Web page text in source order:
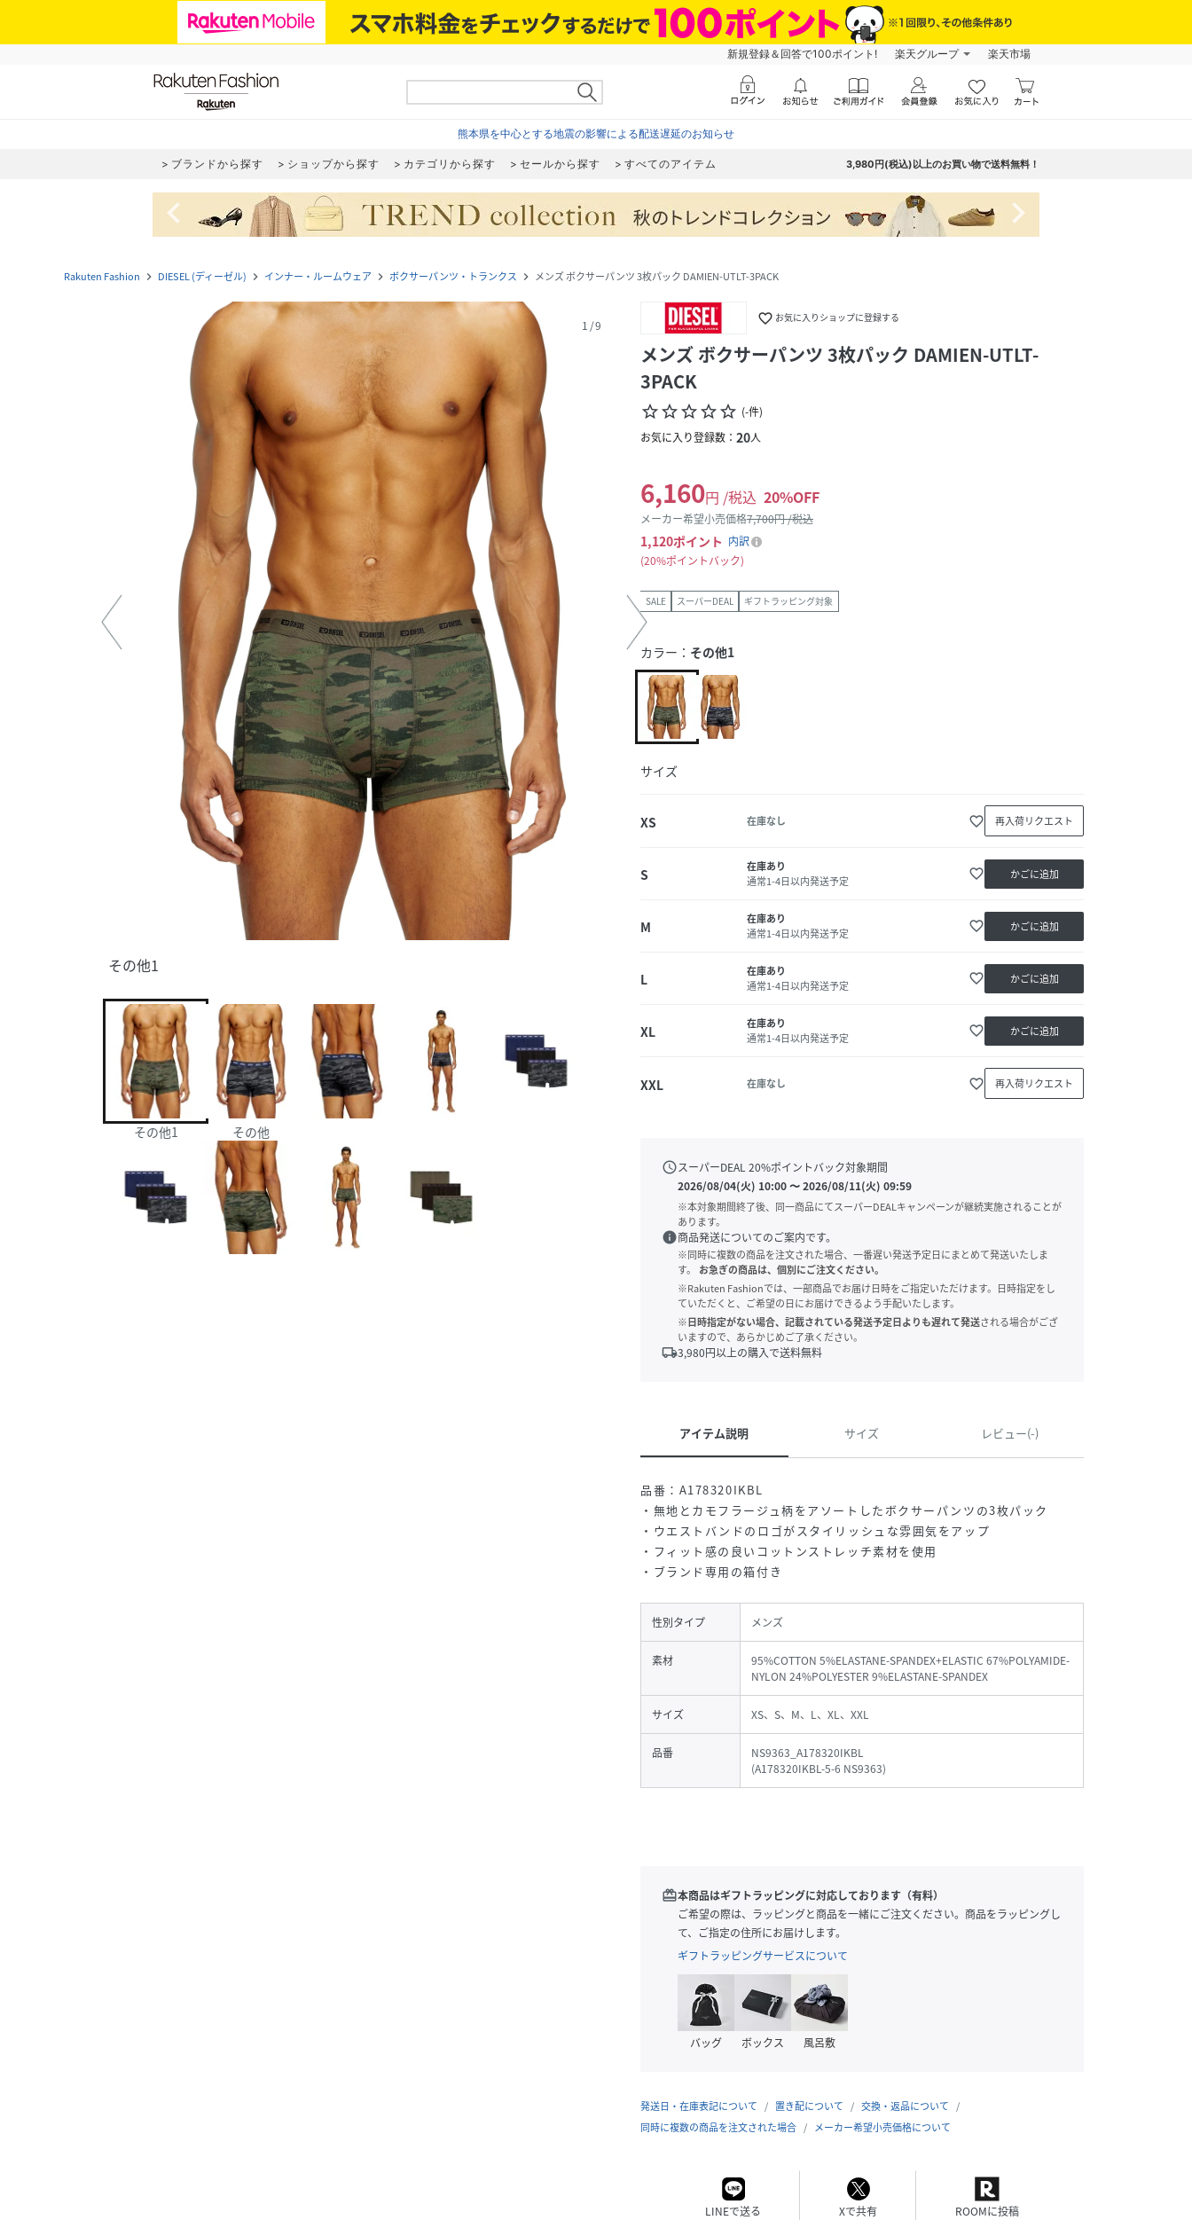
新規登録＆回答で100ポイント! 楽天グループ 楽天市場
熊本県を中心とする地震の影響による配送遅延のお知らせ
ブランドから探す ショップから探す カテゴリから探す セールから探す すべてのアイテム 3,980円(税込)以上のお買い物で送料無料！
navigate_before navigate_next
Rakuten Fashion navigate_next DIESEL (ディーゼル) navigate_next インナー・ルームウェア navigate_next ボクサーパンツ・トランクス navigate_next メンズ ボクサーパンツ 3枚パック DAMIEN-UTLT-3PACK
1 /9
その他1
その他1 その他
favorite_border お気に入りショップに登録する
メンズ ボクサーパンツ 3枚パック DAMIEN-UTLT-
3PACK
star_borderstar_borderstar_borderstar_borderstar_border (-件)
お気に入り登録数： 20人
6,160円 /税込 20%OFF
メーカー希望小売価格7,700円 /税込
1,120ポイント 内訳
20%ポイントバック
SALE スーパーDEAL ギフトラッピング対象
カラー： その他1
サイズ
XS 在庫なし favorite_border 再入荷リクエスト
S
在庫あり
通常1-4日以内発送予定
favorite_border かごに追加
M
在庫あり
通常1-4日以内発送予定
favorite_border かごに追加
L
在庫あり
通常1-4日以内発送予定
favorite_border かごに追加
XL
在庫あり
通常1-4日以内発送予定
favorite_border かごに追加
XXL 在庫なし favorite_border 再入荷リクエスト
scheduleスーパーDEAL20%ポイントバック対象期間
2026/08/04(火) 10:00〜2026/08/11(火) 09:59
※本対象期間終了後、同一商品にてスーパーDEALキャンペーンが継続実施されることが
あります。
info商品発送についてのご案内です。
※同時に複数の商品を注文された場合、一番遅い発送予定日にまとめて発送いたしま
す。
お急ぎの商品は、個別にご注文ください。
※Rakuten Fashionでは、一部商品でお届け日時をご指定いただけます。日時指定をし
ていただくと、ご希望の日にお届けできるよう手配いたします。
※日時指定がない場合、記載されている発送予定日よりも遅れて発送される場合がござ
いますので、あらかじめご了承ください。
local_shipping3,980円以上の購入で送料無料
アイテム説明 サイズ レビュー(-)
品番：A178320IKBL
・無地とカモフラージュ柄をアソートしたボクサーパンツの3枚パック
・ウエストバンドのロゴがスタイリッシュな雰囲気をアップ
・フィット感の良いコットンストレッチ素材を使用
・ブランド専用の箱付き
性別タイプ メンズ
素材
95%COTTON 5%ELASTANE-SPANDEX+ELASTIC 67%POLYAMIDE-
NYLON 24%POLYESTER 9%ELASTANE-SPANDEX
サイズ XS、S、M、L、XL、XXL
品番
NS9363_A178320IKBL
(A178320IKBL-5-6 NS9363)
redeem本商品はギフトラッピングに対応しております（有料）
ご希望の際は、ラッピングと商品を一緒にご注文ください。商品をラッピングし
て、ご指定の住所にお届けします。
ギフトラッピングサービスについて
バッグ ボックス 風呂敷
発送日・在庫表記について 置き配について
交換・返品について
同時に複数の商品を注文された場合
メーカー希望小売価格について
LINEで送る Xで共有 ROOMに投稿